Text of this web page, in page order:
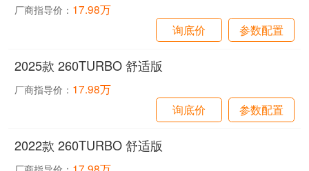
厂商指导价： 17.98万
询底价
参数配置
2025款 260TURBO 舒适版
厂商指导价： 17.98万
询底价
参数配置
2022款 260TURBO 舒适版